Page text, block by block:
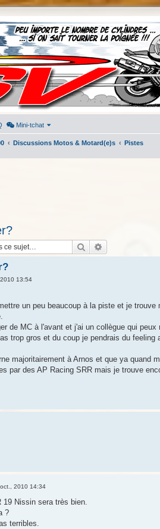
Mini-tchat
Discussions Motos & Motard(e)s Pistes
Rechercher
13:54
un peu beaucoup à la piste et je
de MC à l'avant et j'ai un collègue qui
trop gros et du coup je pendrais du
majoritairement à Arnos et que ya quand
par des AP Racing SRR mais je trouve
2010 14:34
19 Nissin sera très bien.
?
terribles.